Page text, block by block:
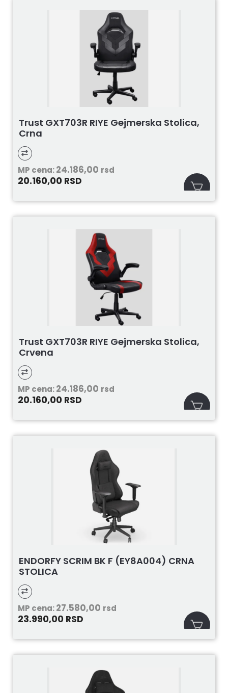
Trust GXT703R RIYE Gejmerska Stolica,
Crna
MP cena:24.186,00 rsd
20.160,00 RSD
Trust GXT703R RIYE Gejmerska Stolica,
Crvena
MP cena:24.186,00 rsd
20.160,00 RSD
ENDORFY SCRIM BK F (EY8A004) CRNA
STOLICA
MP cena:27.580,00 rsd
23.990,00 RSD